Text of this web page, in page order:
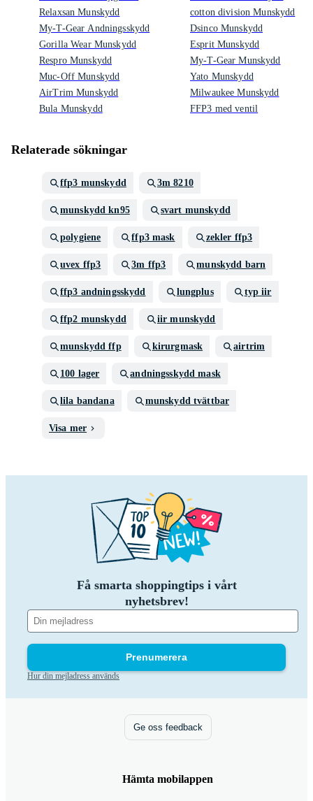
Relaxsan Munskydd
My-T-Gear Andningsskydd
Gorilla Wear Munskydd
Respro Munskydd
Muc-Off Munskydd
AirTrim Munskydd
Bula Munskydd
cotton division Munskydd
Dsinco Munskydd
Esprit Munskydd
My-T-Gear Munskydd
Yato Munskydd
Milwaukee Munskydd
FFP3 med ventil
Relaterade sökningar
ffp3 munskydd 3m 8210
munskydd kn95 svart munskydd
polygiene ffp3 mask zekler ffp3
uvex ffp3 3m ffp3 munskydd barn
ffp3 andningsskydd lungplus typ iir
ffp2 munskydd iir munskydd
munskydd ffp kirurgmask airtrim
100 lager andningsskydd mask
lila bandana munskydd tvättbar
Visa mer
Få smarta shoppingtips i vårt
nyhetsbrev!
Prenumerera
Hur din mejladress används
Ge oss feedback
Hämta mobilappen